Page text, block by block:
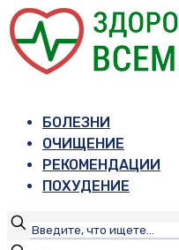
БОЛЕЗНИ
ОЧИЩЕНИЕ
РЕКОМЕНДАЦИИ
ПОХУДЕНИЕ